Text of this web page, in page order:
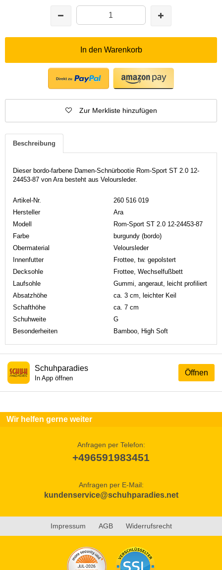
In den Warenkorb
Zur Merkliste hinzufügen
Beschreibung
Dieser bordo-farbene Damen-Schnürbootie Rom-Sport ST 2.0 12-
24453-87 von Ara besteht aus Veloursleder.
Artikel-Nr.
260 516 019
Hersteller
Ara
Modell
Rom-Sport ST 2.0 12-24453-87
Farbe
burgundy (bordo)
Obermaterial
Veloursleder
Innenfutter
Frottee, tw. gepolstert
Decksohle
Frottee, Wechselfußbett
Laufsohle
Gummi, angeraut, leicht profiliert
Absatzhöhe
ca. 3 cm, leichter Keil
Schafthöhe
ca. 7 cm
Schuhweite
G
Besonderheiten
Bamboo, High Soft
Öffnen
Schuhparadies
In App öffnen
Wir helfen gerne weiter
Anfragen per Telefon:
+496591983451
Anfragen per E-Mail:
kundenservice@schuhparadies.net
Impressum AGB Widerrufsrecht